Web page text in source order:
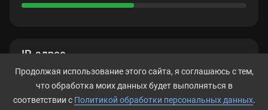
IP-адрес
69.58.254.143
Продолжая использование этого сайта, я соглашаюсь с тем,
что обработка моих данных будет выполняться в
соответствии с Политикой обработки персональных данных.